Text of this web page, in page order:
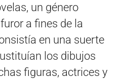
un género
a fines de la
en una suerte
los dibujos
figuras, actrices y